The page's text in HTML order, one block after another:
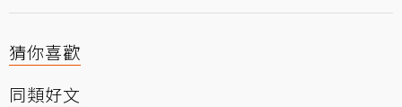
猜你喜歡
同類好文